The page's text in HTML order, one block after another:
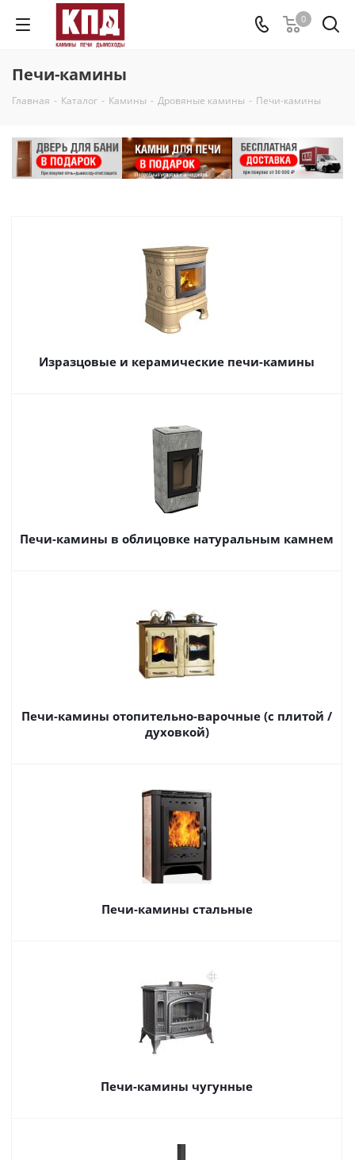
0
Печи-камины
Главная - Каталог - Камины - Дровяные камины - Печи-камины
Изразцовые и керамические печи-камины
Печи-камины в облицовке натуральным камнем
Печи-камины отопительно-варочные (с плитой /
духовкой)
Печи-камины стальные
Печи-камины чугунные